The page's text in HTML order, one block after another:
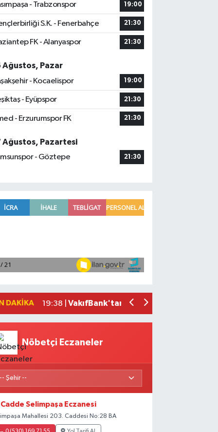
- Trabzonspor 19:00
S.K. - Fenerbahçe 21:30
FK - Alanyaspor 21:30
Ağustos, Pazar
- Kocaelispor
19:00
- Eyüpspor 21:30
- Erzurumspor FK 21:30
Ağustos, Pazartesi
- Göztepe
21:30
DAKIKA
Antalya'da seyir halindeki otomobilde
19:38 | VakıfBank'tan 2026'nın ilk yarısında
Nöbetçi Eczaneler
Cadde Selimpaşa Eczanesi
Mahallesi 203. Caddesi No:28 BA